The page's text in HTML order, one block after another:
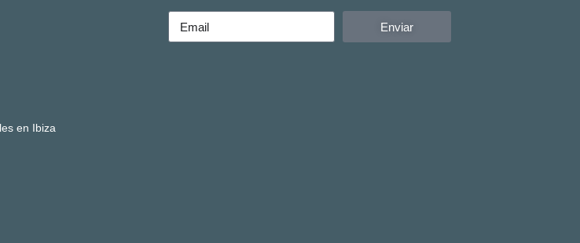
en Ibiza
Enviar